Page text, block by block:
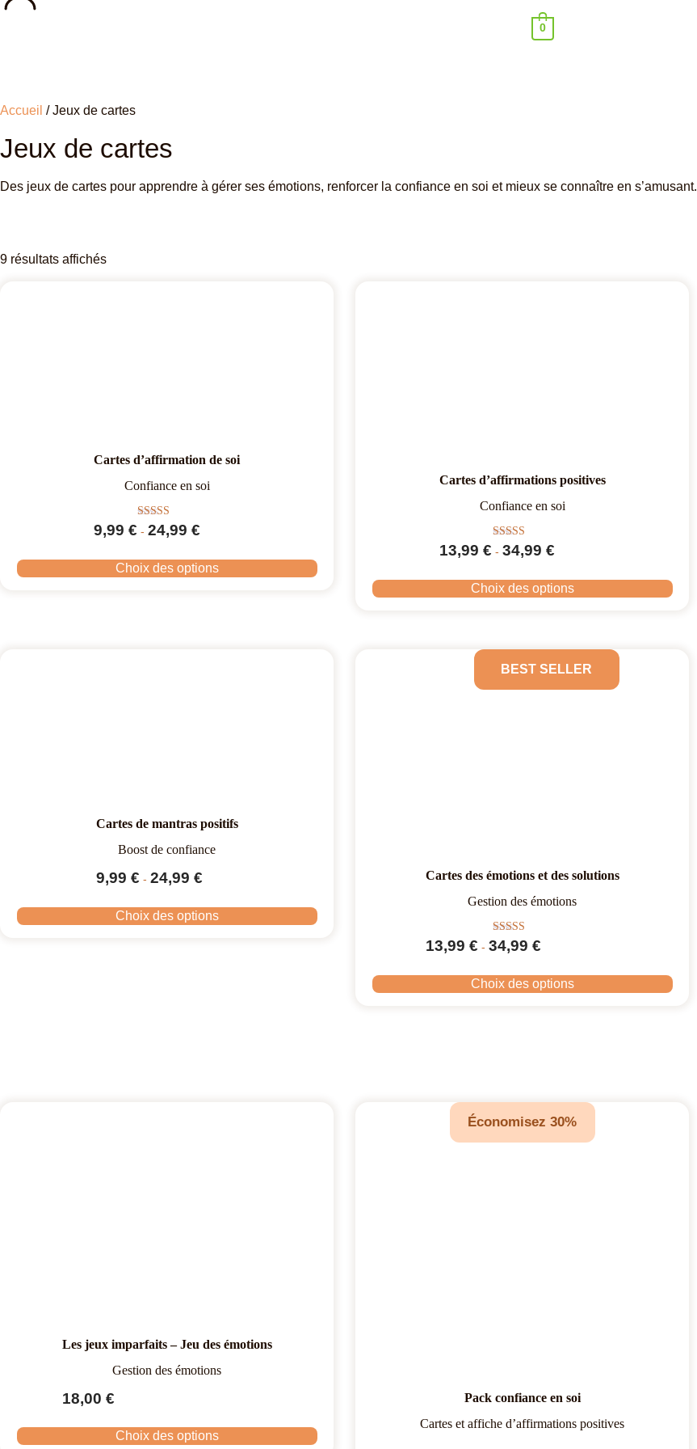
0
Accueil / Jeux de cartes
Jeux de cartes
Des jeux de cartes pour apprendre à gérer ses émotions, renforcer la confiance en soi et mieux se connaître en s’amusant.
9 résultats affichés
Cartes d’affirmation de soi
Confiance en soi
Note
5.00
9,99€ -24,99€
Choix des options
Cartes d’affirmations positives
Confiance en soi
Note
5.00
13,99 € - 34,99 €
Choix des options
Cartes de mantras positifs
Boost de confiance
9,99 € - 24,99 €
Choix des options
BEST SELLER
Cartes des émotions et des solutions
Gestion des émotions
Note
4.75
13,99 € - 34,99 €
Choix des options
Les jeux imparfaits – Jeu des émotions
Gestion des émotions
18,00 €
Choix des options
Économisez 30%
Pack confiance en soi
Cartes et affiche d’affirmations positives